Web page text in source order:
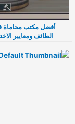
أفضل مكتب محاماة
الطائف ومعايير